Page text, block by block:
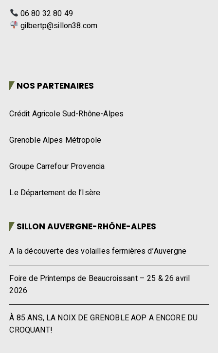
06 80 32 80 49
gilbertp@sillon38.com
NOS PARTENAIRES
Crédit Agricole Sud-Rhône-Alpes
Grenoble Alpes Métropole
Groupe Carrefour Provencia
Le Département de l’Isère
SILLON AUVERGNE-RHÔNE-ALPES
A la découverte des volailles fermières d’Auvergne
Foire de Printemps de Beaucroissant – 25 & 26 avril
2026
À 85 ANS, LA NOIX DE GRENOBLE AOP A ENCORE DU
CROQUANT!